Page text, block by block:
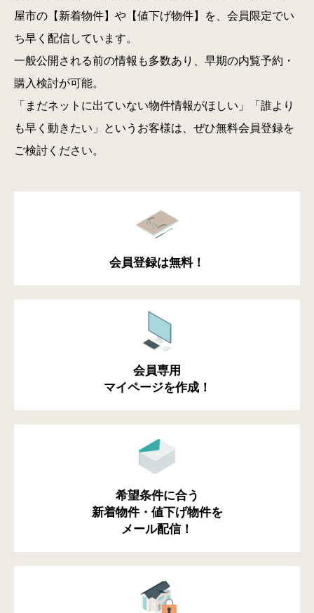
屋市の【新着物件】や【値下げ物件】を、会員限定でい
ち早く配信しています。
一般公開される前の情報も多数あり、早期の内覧予約・
購入検討が可能。
「まだネットに出ていない物件情報がほしい」「誰より
も早く動きたい」というお客様は、ぜひ無料会員登録を
ご検討ください。
会員登録は無料！
会員専用
マイページを作成！
希望条件に合う
新着物件・値下げ物件を
メール配信！